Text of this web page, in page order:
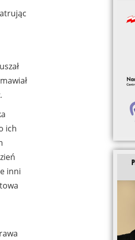
ich
inni